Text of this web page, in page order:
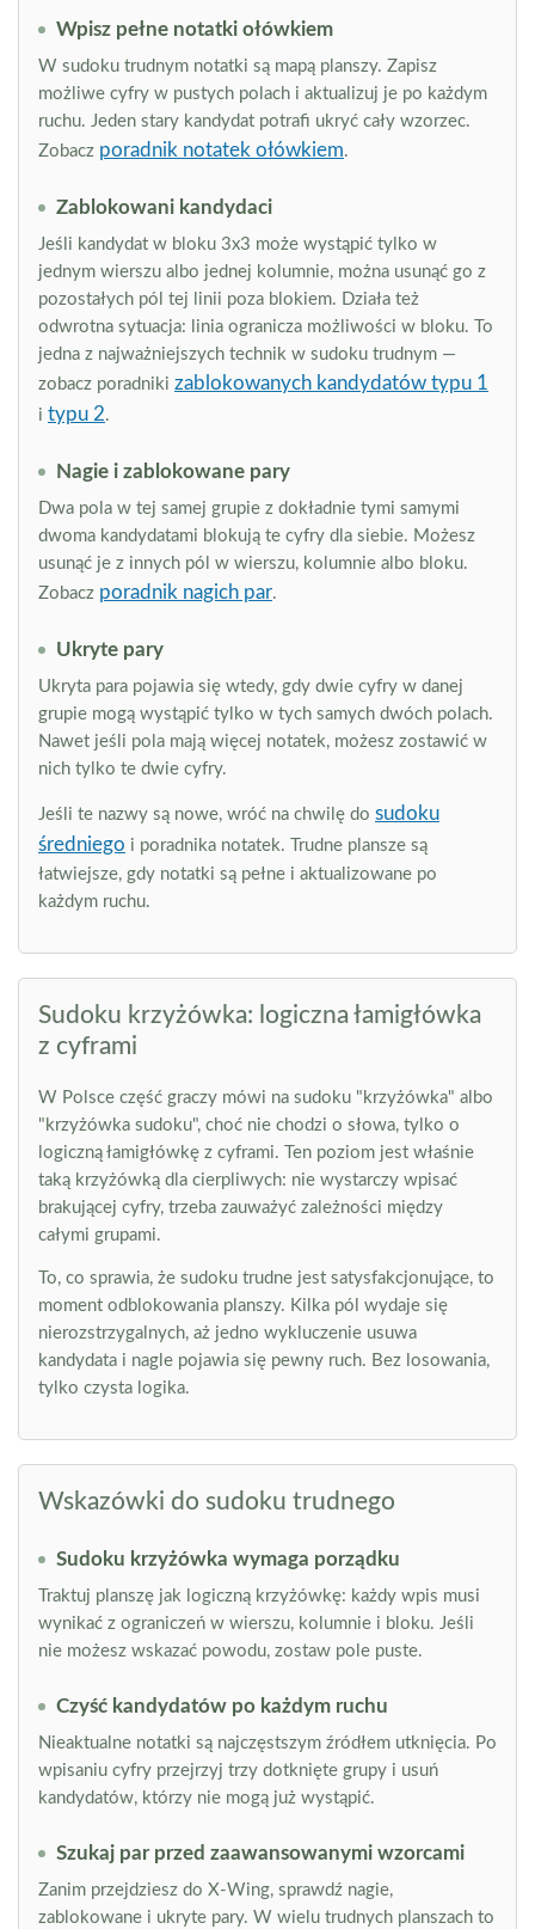
Wpisz pełne notatki ołówkiem
W sudoku trudnym notatki są mapą planszy. Zapisz
możliwe cyfry w pustych polach i aktualizuj je po każdym
ruchu. Jeden stary kandydat potrafi ukryć cały wzorzec.
Zobacz poradnik notatek ołówkiem.
Zablokowani kandydaci
Jeśli kandydat w bloku 3x3 może wystąpić tylko w
jednym wierszu albo jednej kolumnie, można usunąć go z
pozostałych pól tej linii poza blokiem. Działa też
odwrotna sytuacja: linia ogranicza możliwości w bloku. To
jedna z najważniejszych technik w sudoku trudnym —
zobacz poradniki zablokowanych kandydatów typu 1
i typu 2.
Nagie i zablokowane pary
Dwa pola w tej samej grupie z dokładnie tymi samymi
dwoma kandydatami blokują te cyfry dla siebie. Możesz
usunąć je z innych pól w wierszu, kolumnie albo bloku.
Zobacz poradnik nagich par.
Ukryte pary
Ukryta para pojawia się wtedy, gdy dwie cyfry w danej
grupie mogą wystąpić tylko w tych samych dwóch polach.
Nawet jeśli pola mają więcej notatek, możesz zostawić w
nich tylko te dwie cyfry.
Jeśli te nazwy są nowe, wróć na chwilę do sudoku
średniego i poradnika notatek. Trudne plansze są
łatwiejsze, gdy notatki są pełne i aktualizowane po
każdym ruchu.
Sudoku krzyżówka: logiczna łamigłówka
z cyframi
W Polsce część graczy mówi na sudoku "krzyżówka" albo
"krzyżówka sudoku", choć nie chodzi o słowa, tylko o
logiczną łamigłówkę z cyframi. Ten poziom jest właśnie
taką krzyżówką dla cierpliwych: nie wystarczy wpisać
brakującej cyfry, trzeba zauważyć zależności między
całymi grupami.
To, co sprawia, że sudoku trudne jest satysfakcjonujące, to
moment odblokowania planszy. Kilka pól wydaje się
nierozstrzygalnych, aż jedno wykluczenie usuwa
kandydata i nagle pojawia się pewny ruch. Bez losowania,
tylko czysta logika.
Wskazówki do sudoku trudnego
Sudoku krzyżówka wymaga porządku
Traktuj planszę jak logiczną krzyżówkę: każdy wpis musi
wynikać z ograniczeń w wierszu, kolumnie i bloku. Jeśli
nie możesz wskazać powodu, zostaw pole puste.
Czyść kandydatów po każdym ruchu
Nieaktualne notatki są najczęstszym źródłem utknięcia. Po
wpisaniu cyfry przejrzyj trzy dotknięte grupy i usuń
kandydatów, którzy nie mogą już wystąpić.
Szukaj par przed zaawansowanymi wzorcami
Zanim przejdziesz do X-Wing, sprawdź nagie,
zablokowane i ukryte pary. W wielu trudnych planszach to